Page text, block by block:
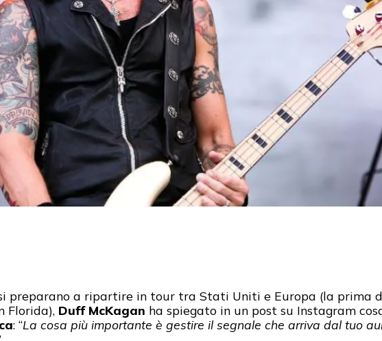
preparano a ripartire in tour tra Stati Uniti e Europa (la prima
Florida), Duff McKagan ha spiegato in un post su Instagram
: “La cosa più importante è gestire il segnale che arriva dal tuo